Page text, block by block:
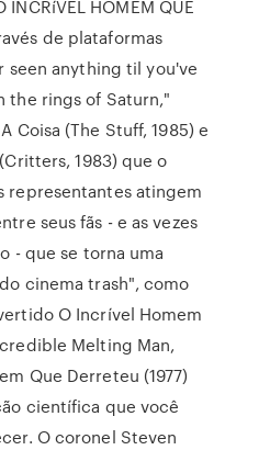
HOMEM QUE
de plataformas
seen anything til you've
the rings of Saturn,"
Coisa (The Stuff, 1985) e
1983) que o
representantes atingem
seus fãs - e as vezes
- que se torna uma
cinema trash", como
O Incrível Homem
Melting Man,
Que Derreteu (1977)
científica que você
O coronel Steven